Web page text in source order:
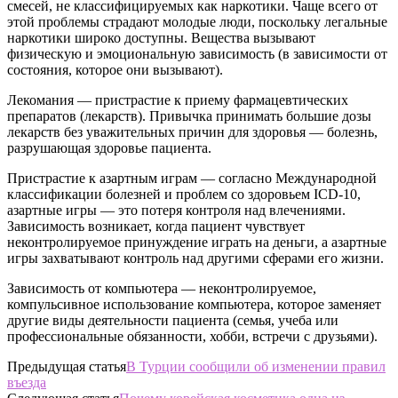
смесей, не классифицируемых как наркотики. Чаще всего от
этой проблемы страдают молодые люди, поскольку легальные
наркотики широко доступны. Вещества вызывают
физическую и эмоциональную зависимость (в зависимости от
состояния, которое они вызывают).
Лекомания — пристрастие к приему фармацевтических
препаратов (лекарств). Привычка принимать большие дозы
лекарств без уважительных причин для здоровья — болезнь,
разрушающая здоровье пациента.
Пристрастие к азартным играм — согласно Международной
классификации болезней и проблем со здоровьем ICD-10,
азартные игры — это потеря контроля над влечениями.
Зависимость возникает, когда пациент чувствует
неконтролируемое принуждение играть на деньги, а азартные
игры захватывают контроль над другими сферами его жизни.
Зависимость от компьютера — неконтролируемое,
компульсивное использование компьютера, которое заменяет
другие виды деятельности пациента (семья, учеба или
профессиональные обязанности, хобби, встречи с друзьями).
Предыдущая статьяВ Турции сообщили об изменении правил
въезда